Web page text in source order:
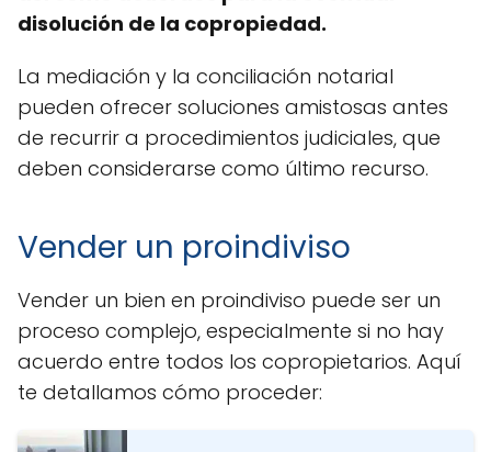
disolución de la copropiedad.
La mediación y la conciliación notarial
pueden ofrecer soluciones amistosas antes
de recurrir a procedimientos judiciales, que
deben considerarse como último recurso.
Vender un proindiviso
Vender un bien en proindiviso puede ser un
proceso complejo, especialmente si no hay
acuerdo entre todos los copropietarios. Aquí
te detallamos cómo proceder: